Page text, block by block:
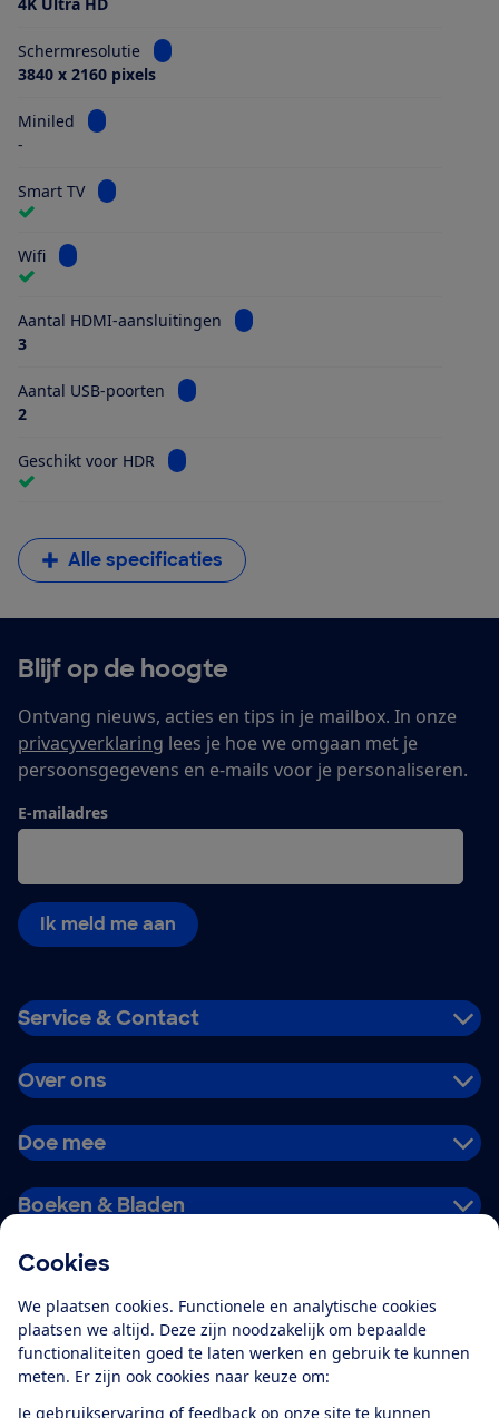
Cookies
We plaatsen cookies. Functionele en analytische cookies
plaatsen we altijd. Deze zijn noodzakelijk om bepaalde
functionaliteiten goed te laten werken en gebruik te kunnen
meten. Er zijn ook cookies naar keuze om:
Je gebruikservaring of feedback op onze site te kunnen
Schermresolutie
Bekijk informatie voor Schermresolutie
3840 x 2160 pixels
Miniled
Bekijk informatie voor Miniled
-
Smart TV Bekijk informatie voor Smart TV
Wifi Bekijk informatie voor Wifi
Aantal HDMI-aansluitingen
Bekijk informatie voor Aantal
3
Aantal USB-poorten
Bekijk informatie voor Aantal USB-poorten
2
Geschikt voor HDR Bekijk informatie voor Geschikt voor HDR
Alle specificaties
Blijf op de hoogte
Ontvang nieuws, acties en tips in je mailbox. In onze
privacyverklaring lees je hoe we omgaan met je
persoonsgegevens en e-mails voor je personaliseren.
E-mailadres
Ik meld me aan
Service & Contact
Over ons
Doe mee
Boeken & Bladen
Alles over de